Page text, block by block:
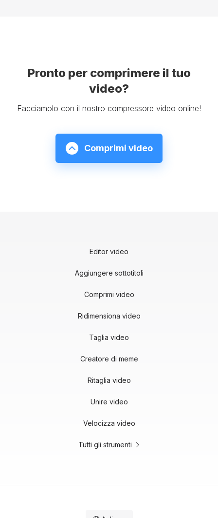
Pronto per comprimere il tuo
video?
Facciamolo con il nostro compressore video online!
Comprimi video
Editor video
Aggiungere sottotitoli
Comprimi video
Ridimensiona video
Taglia video
Creatore di meme
Ritaglia video
Unire video
Velocizza video
Tutti gli strumenti